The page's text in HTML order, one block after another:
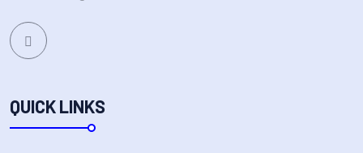
QUICK LINKS